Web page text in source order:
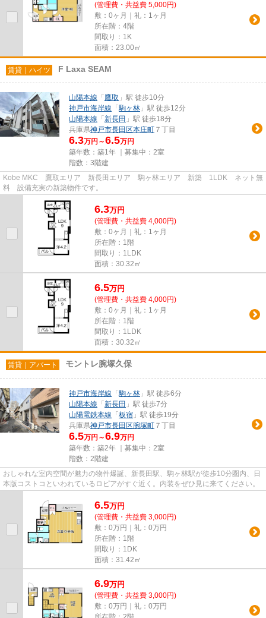
(管理費・共益費 5,000円)
敷：0ヶ月｜礼：1ヶ月
所在階：4階
間取り：1K
面積：23.00㎡
賃貸｜ハイツ F Laxa SEAM
山陽本線 「 鷹取 」駅 徒歩10分
神戸市海岸線 「駒ヶ林 」駅 徒歩12分
山陽本線 「 新長田 」駅 徒歩18分
兵庫県神戸市長田区本庄町 ７丁目
6.3万円～6.5万円
築年数：築1年 ｜募集中： 2室
階数：3階建
Kobe MKC 鷹取エリア 新長田エリア 駒ヶ林エリア 新築 1LDK ネット無
料 設備充実の新築物件です。
6.3万円
(管理費・共益費 4,000円)
敷：0ヶ月｜礼：1ヶ月
所在階：1階
間取り：1LDK
面積：30.32㎡
6.5万円
(管理費・共益費 4,000円)
敷：0ヶ月｜礼：1ヶ月
所在階：1階
間取り：1LDK
面積：30.32㎡
賃貸｜アパート モントレ腕塚久保
神戸市海岸線 「駒ヶ林 」駅 徒歩6分
山陽本線 「 新長田 」駅 徒歩7分
山陽電鉄本線 「 板宿 」駅 徒歩19分
兵庫県神戸市長田区腕塚町 ７丁目
6.5万円～6.9万円
築年数：築2年 ｜募集中： 2室
階数：2階建
おしゃれな室内空間が魅力の物件爆誕、新長田駅、駒ヶ林駅が徒歩10分圏内、日
本版コストコといわれているロピアがすぐ近く。内装をぜひ見に来てください。
6.5万円
(管理費・共益費 3,000円)
敷：0万円｜礼：0万円
所在階：1階
間取り：1DK
面積：31.42㎡
6.9万円
(管理費・共益費 3,000円)
敷：0万円｜礼：0万円